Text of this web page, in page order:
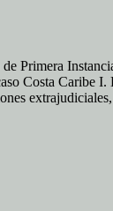
Primera
Costa Caribe